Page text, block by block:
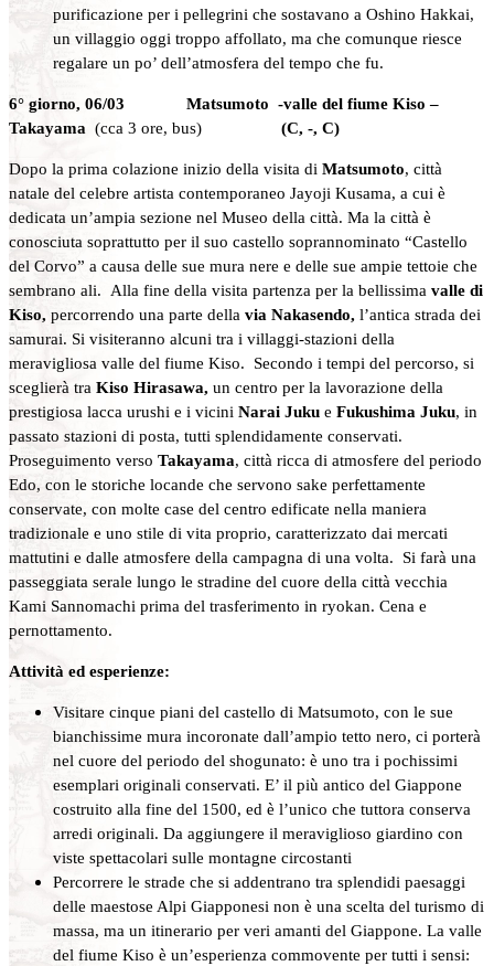
purificazione per i pellegrini che sostavano a Oshino Hakkai,
un villaggio oggi troppo affollato, ma che comunque riesce
regalare un po’ dell’atmosfera del tempo che fu.
6° giorno, 06/03 Matsumoto -valle del fiume Kiso –
Takayama (cca 3 ore, bus) (C, -, C)
Dopo la prima colazione inizio della visita di Matsumoto, città
natale del celebre artista contemporaneo Jayoji Kusama, a cui è
dedicata un’ampia sezione nel Museo della città. Ma la città è
conosciuta soprattutto per il suo castello soprannominato “Castello
del Corvo” a causa delle sue mura nere e delle sue ampie tettoie che
sembrano ali. Alla fine della visita partenza per la bellissima valle di
Kiso, percorrendo una parte della via Nakasendo, l’antica strada dei
samurai. Si visiteranno alcuni tra i villaggi-stazioni della
meravigliosa valle del fiume Kiso. Secondo i tempi del percorso, si
sceglierà tra Kiso Hirasawa, un centro per la lavorazione della
prestigiosa lacca urushi e i vicini Narai Juku e Fukushima Juku, in
passato stazioni di posta, tutti splendidamente conservati.
Proseguimento verso Takayama, città ricca di atmosfere del periodo
Edo, con le storiche locande che servono sake perfettamente
conservate, con molte case del centro edificate nella maniera
tradizionale e uno stile di vita proprio, caratterizzato dai mercati
mattutini e dalle atmosfere della campagna di una volta. Si farà una
passeggiata serale lungo le stradine del cuore della città vecchia
Kami Sannomachi prima del trasferimento in ryokan. Cena e
pernottamento.
Attività ed esperienze:
Visitare cinque piani del castello di Matsumoto, con le sue
bianchissime mura incoronate dall’ampio tetto nero, ci porterà
nel cuore del periodo del shogunato: è uno tra i pochissimi
esemplari originali conservati. E’ il più antico del Giappone
costruito alla fine del 1500, ed è l’unico che tuttora conserva
arredi originali. Da aggiungere il meraviglioso giardino con
viste spettacolari sulle montagne circostanti
Percorrere le strade che si addentrano tra splendidi paesaggi
delle maestose Alpi Giapponesi non è una scelta del turismo di
massa, ma un itinerario per veri amanti del Giappone. La valle
del fiume Kiso è un’esperienza commovente per tutti i sensi: